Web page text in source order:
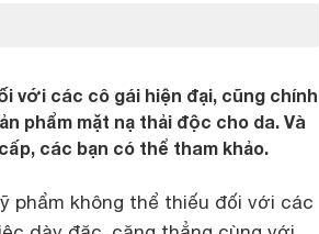
với các cô gái hiện đại, cũng chính
phẩm mặt nạ thải độc cho da. Và
các bạn có thể tham khảo.
phẩm không thể thiếu đối với các